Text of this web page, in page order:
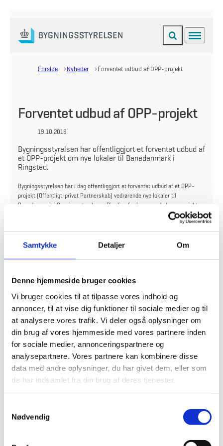
Samtykke Detaljer Om
Denne hjemmeside bruger cookies
Vi bruger cookies til at tilpasse vores indhold og
annoncer, til at vise dig funktioner til sociale medier og til
at analysere vores trafik. Vi deler også oplysninger om
din brug af vores hjemmeside med vores partnere inden
for sociale medier, annonceringspartnere og
analysepartnere. Vores partnere kan kombinere disse
data med andre oplysninger, du har givet dem, eller som
de har indsamlet fra din brug af deres tjenester.
Nødvendig
Gå til forsiden Fold søgefelt ud
Menu
Forside Nyheder Forventet udbud af OPP-projekt
Forventet udbud af OPP-projekt
19.10.2016
Bygningsstyrelsen har offentliggjort et forventet udbud af
et OPP-projekt om nye lokaler til Banedanmark i
Ringsted.
Bygningsstyrelsen har i dag offentliggjort et forventet udbud af et OPP-
projekt (Offentligt-privat Partnerskab) vedrørende nye lokaler til
Banedanmark i Bygningsstyrelsens Pipeline for kommende byggeprojekter.
OPP-projektet skal skabe rammerne for de 270 medarbejdere, som får
arbejdsplads i Ringsted i forbindelse med regeringens plan 'Bedre Balance'.
De nye rammer for Banedanmark skal være funktionelle,
omkostningseffektive og ligge stationsnært.
Projektet udbydes med en valgfri placering og med mulighed for at anvende
eksisterende ejendomme i Ringsted. Udbuddet giver således mulighed for,
at en bred vifte af løsninger og placeringer kan komme i spil.
OPP er en organisationsform, der anvendes til at løse offentlige bygge- og
anlægsopgaver. Kernen i OPP er, at det offentlige finder en privat leverandør
til ikke blot at gennemføre et byggeprojekt, men også at drive bygningen
efterfølgende. Bygningsstyrelsen har gode erfaringer med OPP og har
gennemført en række OPP-projekter. Senest er OPP-projekterne
Hovedpolitistationen i Holstebro og Retten i Svendborg taget i brug.
Bygningsstyrelsens byggepipeline